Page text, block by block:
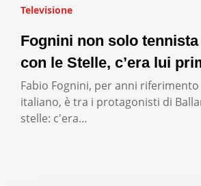
Televisione
Fognini non solo
con le Stelle, c’era lui
Fabio Fognini, per anni
italiano, è tra i protagonisti di
stelle: c'era…